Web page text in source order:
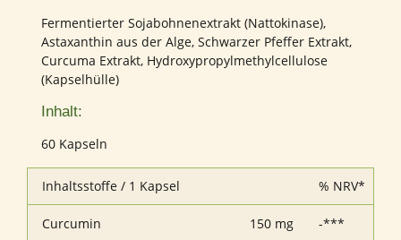
Fermentierter Sojabohnenextrakt (Nattokinase),
Astaxanthin aus der Alge, Schwarzer Pfeffer Extrakt,
Curcuma Extrakt, Hydroxypropylmethylcellulose
(Kapselhülle)
Inhalt:
60 Kapseln
Inhaltsstoffe / 1 Kapsel % NRV*
Curcumin 150 mg -***